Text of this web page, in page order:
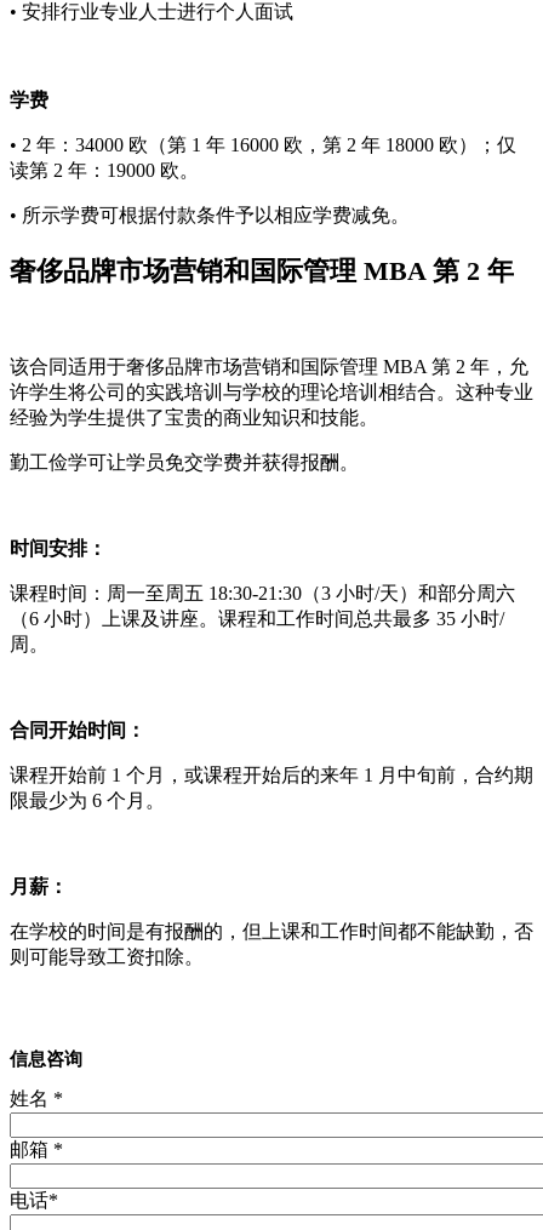
• 安排行业专业人士进行个人面试
学费
• 2 年：34000 欧（第 1 年 16000 欧，第 2 年 18000 欧）；仅
读第 2 年：19000 欧。
• 所示学费可根据付款条件予以相应学费减免。
奢侈品牌市场营销和国际管理 MBA 第 2 年
该合同适用于奢侈品牌市场营销和国际管理 MBA 第 2 年，允
许学生将公司的实践培训与学校的理论培训相结合。这种专业
经验为学生提供了宝贵的商业知识和技能。
勤工俭学可让学员免交学费并获得报酬。
时间安排：
课程时间：周一至周五 18:30-21:30（3 小时/天）和部分周六
（6 小时）上课及讲座。课程和工作时间总共最多 35 小时/
周。
合同开始时间：
课程开始前 1 个月，或课程开始后的来年 1 月中旬前，合约期
限最少为 6 个月。
月薪：
在学校的时间是有报酬的，但上课和工作时间都不能缺勤，否
则可能导致工资扣除。
信息咨询
姓名 *
邮箱 *
电话*